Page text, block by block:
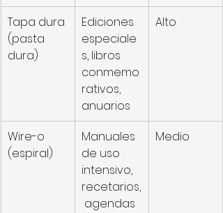
Tapa dura
(pasta
dura)
Ediciones
especiale
s, libros
conmemo
rativos,
anuarios
Alto
Wire-o
(espiral)
Manuales
de uso
intensivo,
recetarios,
agendas
Medio